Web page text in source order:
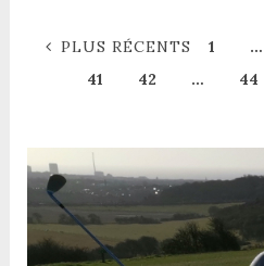
PLUS RÉCENTS 1 …
41
42 … 44